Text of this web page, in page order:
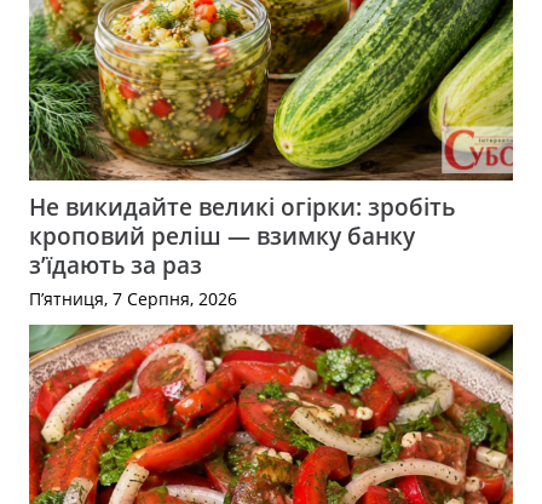
Не викидайте великі огірки: зробіть
кроповий реліш — взимку банку
з’їдають за раз
П’ятниця, 7 Серпня, 2026